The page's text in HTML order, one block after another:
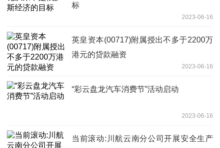
标
2023-06-16
英皇资本(00717)附属授出不多于2200万
港元的贷款融资
2023-06-16
“彩云盘龙汽车消费节”活动启动
2023-06-16
当前滚动:川航云南分公司开展安全生产